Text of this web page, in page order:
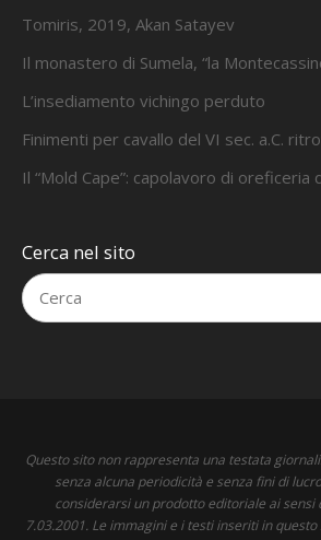
Tomiris, 2019, Akan Satayev
Il monastero di Sumela, “la
L’insediamento vichingo perduto
Finimenti per cavallo del VI sec. a.C.
Il “Mold Cape”: capolavoro di oreficeria
Cerca nel sito
Questo sito non rappresenta una testata
senza alcuna periodicità e senza fini di
considerarsi un prodotto editoriale ai sensi
7.03.2001. Le immagini e i testi inseriti in